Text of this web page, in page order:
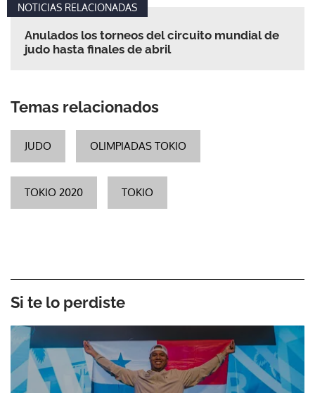
NOTICIAS RELACIONADAS
Anulados los torneos del circuito mundial de
judo hasta finales de abril
Temas relacionados
JUDO OLIMPIADAS TOKIO
TOKIO 2020 TOKIO
Si te lo perdiste